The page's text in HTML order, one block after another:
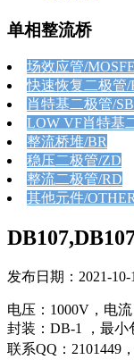
单相整流桥
场效应管/
快速恢复二极管/
肖特基二极管/
LOW VF肖特基
整流桥堆/BR
稳压二极管/ZD
整流二极管/RD
其他元件/
发布日期：2021-
电压：1000V，电
封装：DB-1 ，最小
联系QQ：2101449